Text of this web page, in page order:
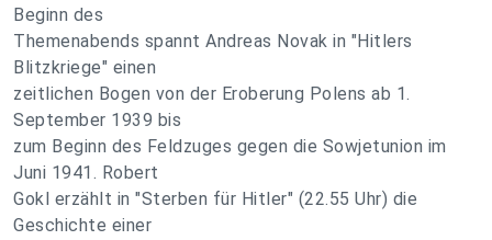
Beginn des
Themenabends spannt Andreas Novak in "Hitlers
Blitzkriege" einen
zeitlichen Bogen von der Eroberung Polens ab 1.
September 1939 bis
zum Beginn des Feldzuges gegen die Sowjetunion im
Juni 1941. Robert
Gokl erzählt in "Sterben für Hitler" (22.55 Uhr) die
Geschichte einer